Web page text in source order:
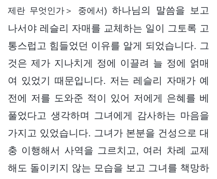
제란 무엇인가＞ 중에서) 하나님의 말씀을 보고
나서야 레슬리 자매를 교체하는 일이 그토록 고
통스럽고 힘들었던 이유를 알게 되었습니다. 그
것은 제가 지나치게 정에 이끌려 늘 정에 얽매
여 있었기 때문입니다. 저는 레슬리 자매가 예
전에 저를 도와준 적이 있어 저에게 은혜를 베
풀었다고 생각하며 그녀에게 감사하는 마음을
가지고 있었습니다. 그녀가 본분을 건성으로 대
충 이행해서 사역을 그르치고, 여러 차례 교제
해도 돌이키지 않는 모습을 보고 그녀를 책망하